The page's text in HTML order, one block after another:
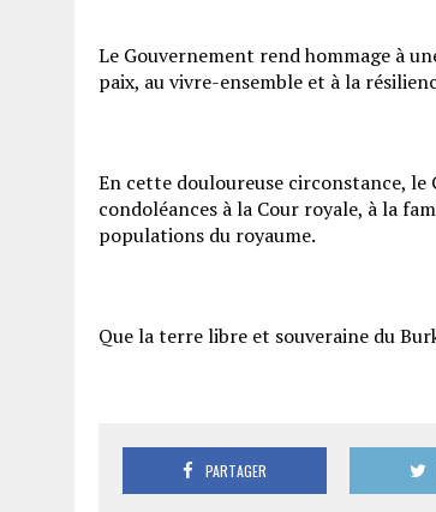
Le Gouvernement rend hommage à
paix, au vivre-ensemble et à la
En cette douloureuse circonstance, le
condoléances à la Cour royale, à la
populations du royaume.
Que la terre libre et souveraine du
PARTAGER